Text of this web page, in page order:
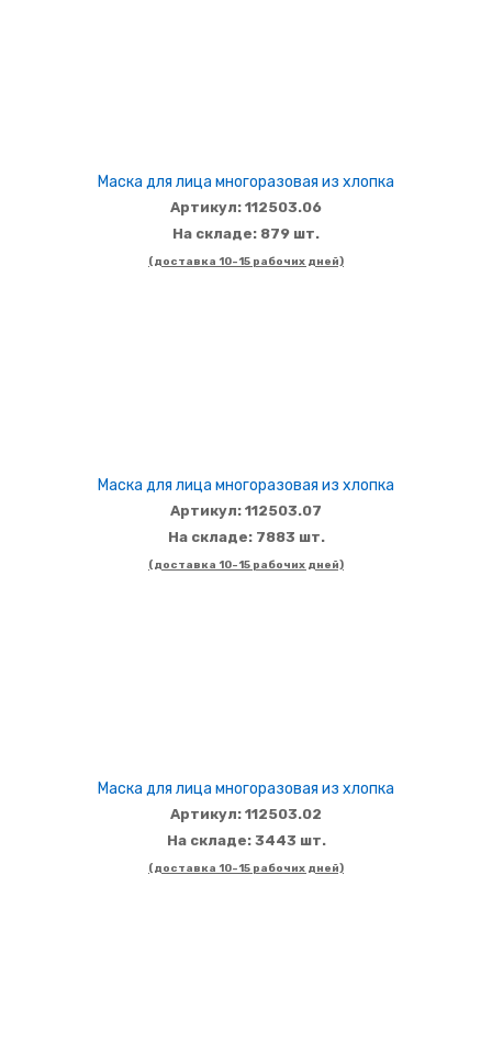
Маска для лица многоразовая из хлопка
Артикул: 112503.06
На складе: 879 шт.
(доставка 10-15 рабочих дней)
Маска для лица многоразовая из хлопка
Артикул: 112503.07
На складе: 7883 шт.
(доставка 10-15 рабочих дней)
Маска для лица многоразовая из хлопка
Артикул: 112503.02
На складе: 3443 шт.
(доставка 10-15 рабочих дней)